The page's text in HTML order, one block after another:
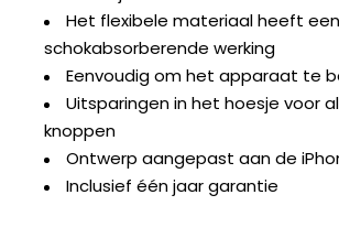
Het flexibele materiaal heeft een
schokabsorberende werking
Eenvoudig om het apparaat te
Uitsparingen in het hoesje voor
knoppen
Ontwerp aangepast aan de
Inclusief één jaar garantie